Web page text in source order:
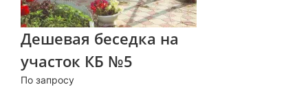
Дешевая беседка на
участок КБ №5
По запросу